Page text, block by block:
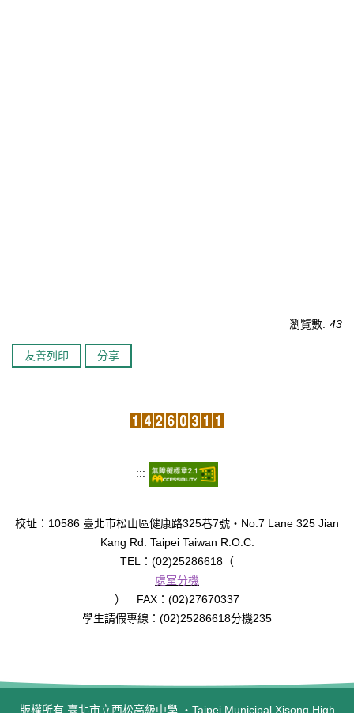
瀏覽數: 43
友善列印 分享
:::
校址：10586 臺北市松山區健康路325巷7號‧No.7 Lane 325 Jian
Kang Rd. Taipei Taiwan R.O.C.
TEL：(02)25286618（
處室分機
） FAX：(02)27670337
學生請假專線：(02)25286618分機235
版權所有 臺北市立西松高級中學 ‧Taipei Municipal Xisong High